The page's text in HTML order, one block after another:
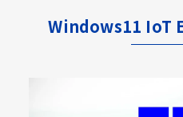
Windows11 IoT